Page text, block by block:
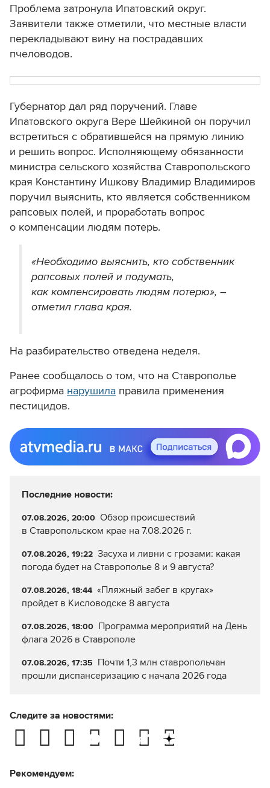
Проблема затронула Ипатовский округ.
Заявители также отметили, что местные власти
перекладывают вину на пострадавших
пчеловодов.
Губернатор дал ряд поручений. Главе
Ипатовского округа Вере Шейкиной он поручил
встретиться с обратившейся на прямую линию
и решить вопрос. Исполняющему обязанности
министра сельского хозяйства Ставропольского
края Константину Ишкову Владимир Владимиров
поручил выяснить, кто является собственником
рапсовых полей, и проработать вопрос
о компенсации людям потерь.
«Необходимо выяснить, кто собственник
рапсовых полей и подумать,
как компенсировать людям потерю», –
отметил глава края.
На разбирательство отведена неделя.
Ранее сообщалось о том, что на Ставрополье
агрофирма нарушила правила применения
пестицидов.
Последние новости:
07.08.2026, 20:00 Обзор происшествий
в Ставропольском крае на 7.08.2026 г.
07.08.2026, 19:22 Засуха и ливни с грозами: какая
погода будет на Ставрополье 8 и 9 августа?
07.08.2026, 18:44 «Пляжный забег в кругах»
пройдет в Кисловодске 8 августа
07.08.2026, 18:00 Программа мероприятий на День
флага 2026 в Ставрополе
07.08.2026, 17:35 Почти 1,3 млн ставропольчан
прошли диспансеризацию с начала 2026 года
Следите за новостями:
Рекомендуем: